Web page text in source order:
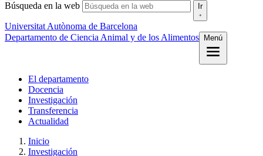
Búsqueda en la web Ir
Universitat Autònoma de Barcelona
Departamento de Ciencia Animal y de los Alimentos
Menú
El departamento
Docencia
Investigación
Transferencia
Actualidad
Inicio
Investigación